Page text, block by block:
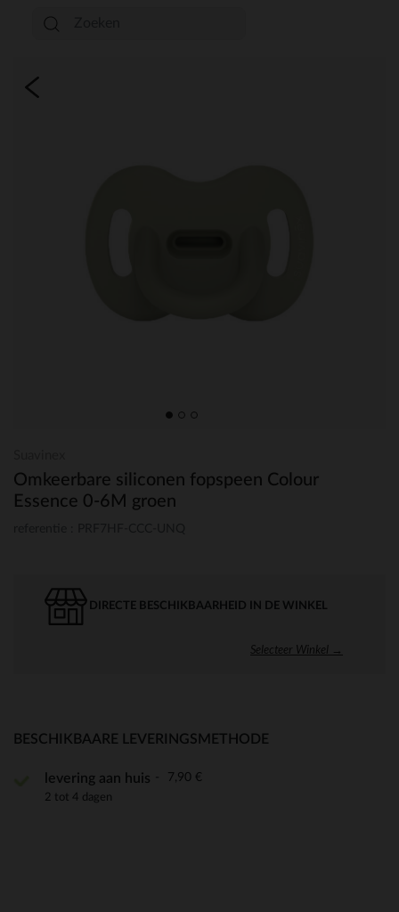
Omkeerbare siliconen fopspeen Colour
Essence 0-6M groen
DIRECTE BESCHIKBAARHEID IN DE WINKEL
Selecteer Winkel →
BESCHIKBAARE LEVERINGSMETHODE
levering aan huis 7,90 €
2 tot 4 dagen